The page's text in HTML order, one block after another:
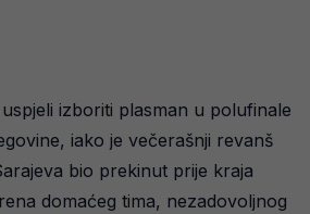
izboriti plasman u polufinale
iako je večerašnji revanš
bio prekinut prije kraja
domaćeg tima, nezadovoljnog